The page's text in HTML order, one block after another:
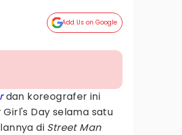
Add Us on Google
dan koreografer ini
Day selama satu
di Street Man